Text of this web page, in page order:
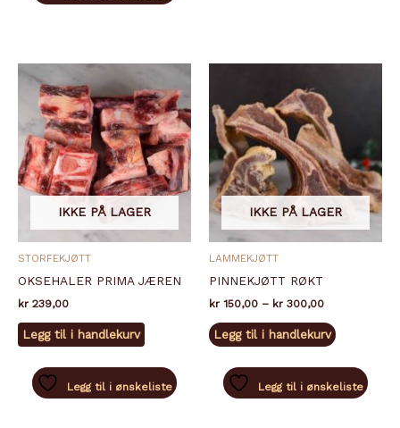
IKKE PÅ LAGER
STORFEKJØTT
OKSEHALER PRIMA JÆREN
kr 239,00
Legg til i handlekurv
Legg til i ønskeliste
IKKE PÅ LAGER
LAMMEKJØTT
PINNEKJØTT RØKT
kr 150,00 – kr 300,00Prisområde:
til
kr 300,00
Legg til i handlekurv
har
flere
Legg til i ønskeliste